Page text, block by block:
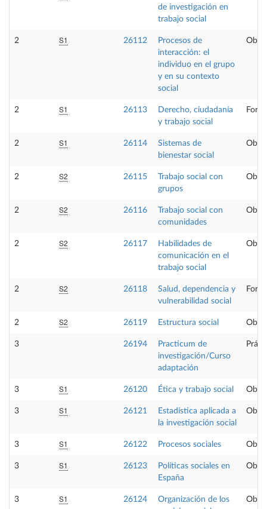
de investigación en
trabajo social
2 S1 26112
Procesos de
interacción: el
individuo en el grupo
y en su contexto
social
2 S1 26113
Derecho, ciudadanía
y trabajo social
2 S1 26114
Sistemas de
bienestar social
2 S2 26115
Trabajo social con
grupos
2 S2 26116
Trabajo social con
comunidades
2 S2 26117
Habilidades de
comunicación en el
trabajo social
2 S2 26118
Salud, dependencia y
vulnerabilidad social
2 S2 26119 Estructura social
3 26194
Practicum de
investigación/Curso
adaptación
3 S1 26120 Ética y trabajo social
3 S1 26121
Estadística aplicada a
la investigación social
3 S1 26122 Procesos sociales
3 S1 26123
Políticas sociales en
España
3 S1 26124
Organización de los